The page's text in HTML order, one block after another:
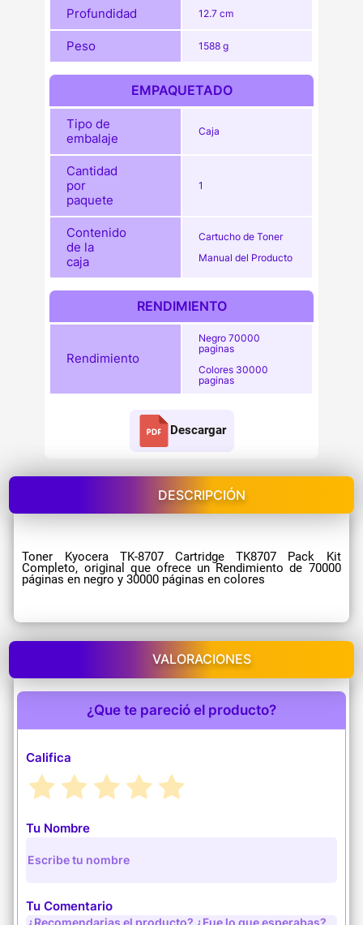
Profundidad 12.7 cm
Peso 1588 g
EMPAQUETADO
Tipo de
embalaje
Caja
Cantidad
por
paquete
1
Contenido
de la
caja
Cartucho de Toner
Manual del Producto
RENDIMIENTO
Rendimiento
Negro 70000
paginas
Colores 30000
paginas
Descargar
DESCRIPCIÓN
Toner Kyocera TK-8707 Cartridge TK8707 Pack Kit
Completo, original que ofrece un Rendimiento de 70000
páginas en negro y 30000 páginas en colores
VALORACIONES
¿Que te pareció el producto?
Califica
Tu Nombre
Tu Comentario